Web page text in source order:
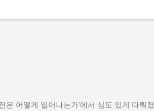
은 어떻게 일어나는가'에서 심도 있게 다뤄졌